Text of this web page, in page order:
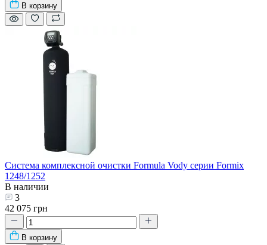
В корзину
Система комплексной очистки Formula Vody серии Formix
1248/1252
В наличии
3
42 075 грн
В корзину